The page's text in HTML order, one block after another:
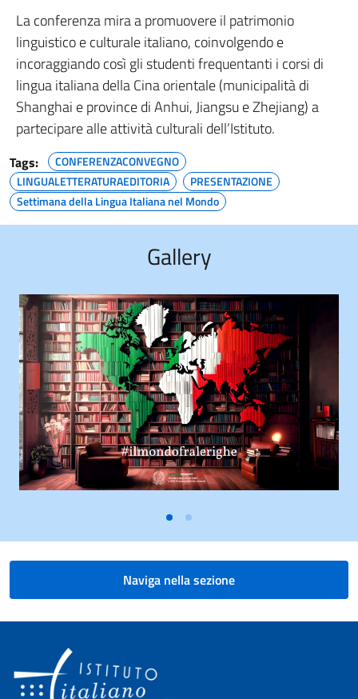
La conferenza mira a promuovere il patrimonio
linguistico e culturale italiano, coinvolgendo e
incoraggiando così gli studenti frequentanti i corsi di
lingua italiana della Cina orientale (municipalità di
Shanghai e province di Anhui, Jiangsu e Zhejiang) a
partecipare alle attività culturali dell’Istituto.
Tags:
CONFERENZACONVEGNO
LINGUALETTERATURAEDITORIA
PRESENTAZIONE
Settimana della Lingua Italiana nel Mondo
Gallery
Naviga nella sezione